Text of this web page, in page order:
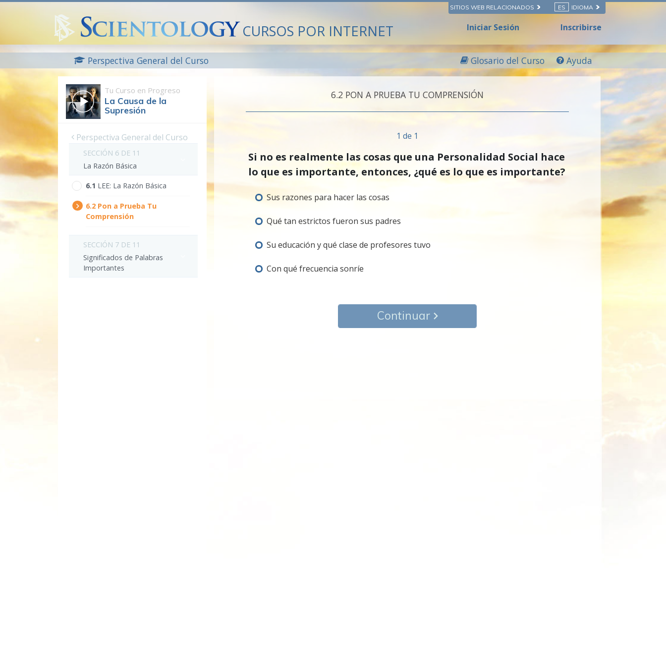
SITIOS WEB RELACIONADOS ES IDIOMA
CURSOS POR INTERNET Iniciar Sesión Inscribirse
Perspectiva General del Curso Glosario del Curso Ayuda
Tu Curso en Progreso
La Causa de la
Supresión
Perspectiva General del Curso
SECCIÓN 6 DE 11
La Razón Básica
6.‎1 LEE: La Razón Básica
6.‎2 Pon a Prueba Tu
Comprensión
SECCIÓN 7 DE 11
Significados de Palabras
Importantes
6.‎2 PON A PRUEBA TU COMPRENSIÓN
1 de 1
Si no es realmente las cosas que una Personalidad Social hace
lo que es importante, entonces, ¿qué es lo que es importante?
Sus razones para hacer las cosas
Qué tan estrictos fueron sus padres
Su educación y qué clase de profesores tuvo
Con qué frecuencia sonríe
Continuar